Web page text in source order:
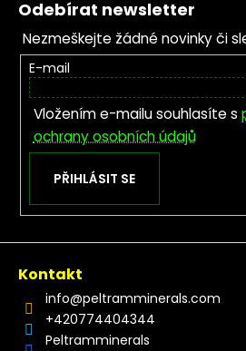
Odebírat newsletter
Nezmeškejte žádné novinky či
E-mail
Vložením e-mailu souhlasíte s
ochrany osobních údajů
PŘIHLÁSIT SE
Kontakt
info@peltramminerals.com
+420774404344
Peltramminerals